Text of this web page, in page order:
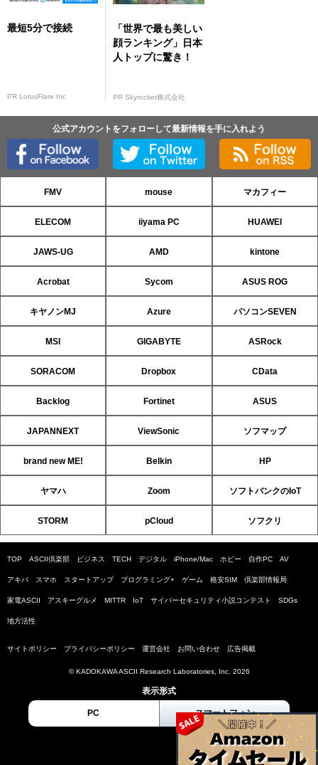
最短5分で接続
PR LotusFlare Inc
「世界で最も美しい
顔ランキング」日本
人トップに驚き！
PR Skyrocket株式会社
公式アカウントをフォローして最新情報を手に入れよう
FMV mouse マカフィー
ELECOM iiyama PC HUAWEI
JAWS-UG AMD kintone
Acrobat Sycom ASUS ROG
キヤノンMJ Azure パソコンSEVEN
MSI GIGABYTE ASRock
SORACOM Dropbox CData
Backlog Fortinet ASUS
JAPANNEXT ViewSonic ソフマップ
brand new ME! Belkin HP
ヤマハ Zoom ソフトバンクのIoT
STORM pCloud ソフクリ
TOP ASCII倶楽部 ビジネス TECH デジタル iPhone/Mac ホビー 自作PC AV
アキバ スマホ スタートアップ プログラミング+ ゲーム 格安SIM 倶楽部情報局
家電ASCII アスキーグルメ MITTR IoT サイバーセキュリティ小説コンテスト SDGs
地方活性
サイトポリシー プライバシーポリシー 運営会社 お問い合わせ 広告掲載
© KADOKAWA ASCII Research Laboratories, Inc. 2026
表示形式
PC スマートフォン